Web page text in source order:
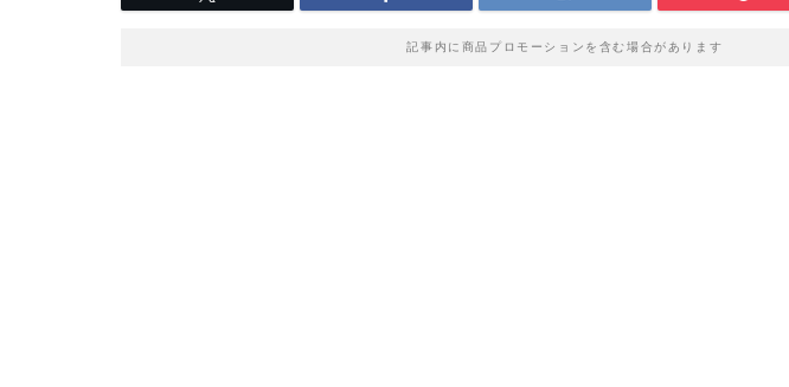
記事内に商品プロモーションを含む場合があります